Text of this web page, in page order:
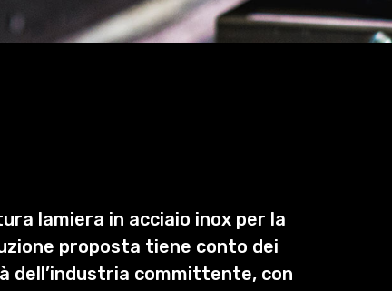
lamiera in acciaio inox per la
proposta tiene conto dei
dell’industria committente, con